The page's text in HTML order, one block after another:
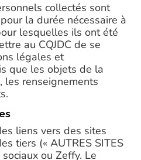
collectés sont
la durée nécessaire à
lesquelles ils ont été
au CQJDC de se
légales et
que les objets de la
les renseignements
liens vers des sites
tiers (« AUTRES SITES
ou Zeffy. Le